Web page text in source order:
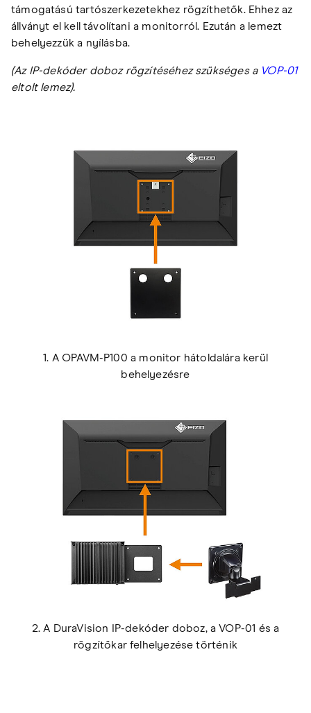
támogatású tartószerkezetekhez rögzíthetők. Ehhez az
állványt el kell távolítani a monitorról. Ezután a lemezt
behelyezzük a nyílásba.
(Az IP-dekóder doboz rögzítéséhez szükséges a VOP-01
eltolt lemez).
1. A OPAVM-P100 a monitor hátoldalára kerül
behelyezésre
2. A DuraVision IP-dekóder doboz, a VOP-01 és a
rögzítőkar felhelyezése történik